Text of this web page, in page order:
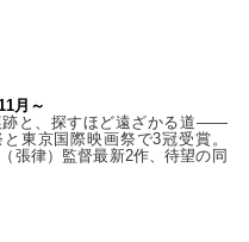
月～
跡と、探すほど遠ざかる道——
東京国際映画祭で3冠受賞。
張律）監督最新2作、待望の同